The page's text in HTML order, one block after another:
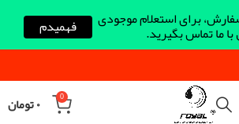
0 ۰تومان
برای استعلام موجودی
ما تماس بگیرید. فهمیدم